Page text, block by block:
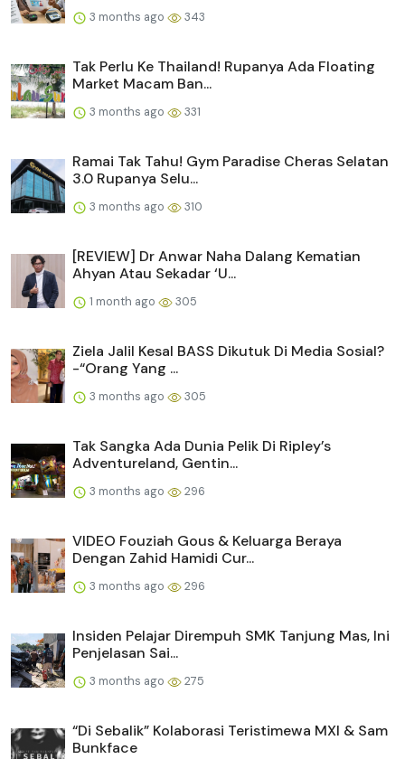
3 months ago 343
Tak Perlu Ke Thailand! Rupanya Ada Floating
Market Macam Ban...
3 months ago 331
Ramai Tak Tahu! Gym Paradise Cheras Selatan
3.0 Rupanya Selu...
3 months ago 310
[REVIEW] Dr Anwar Naha Dalang Kematian
Ahyan Atau Sekadar ‘U...
1 month ago 305
Ziela Jalil Kesal BASS Dikutuk Di Media Sosial?
-“Orang Yang ...
3 months ago 305
Tak Sangka Ada Dunia Pelik Di Ripley’s
Adventureland, Gentin...
3 months ago 296
VIDEO Fouziah Gous & Keluarga Beraya
Dengan Zahid Hamidi Cur...
3 months ago 296
Insiden Pelajar Dirempuh SMK Tanjung Mas, Ini
Penjelasan Sai...
3 months ago 275
“Di Sebalik” Kolaborasi Teristimewa MXI & Sam
Bunkface